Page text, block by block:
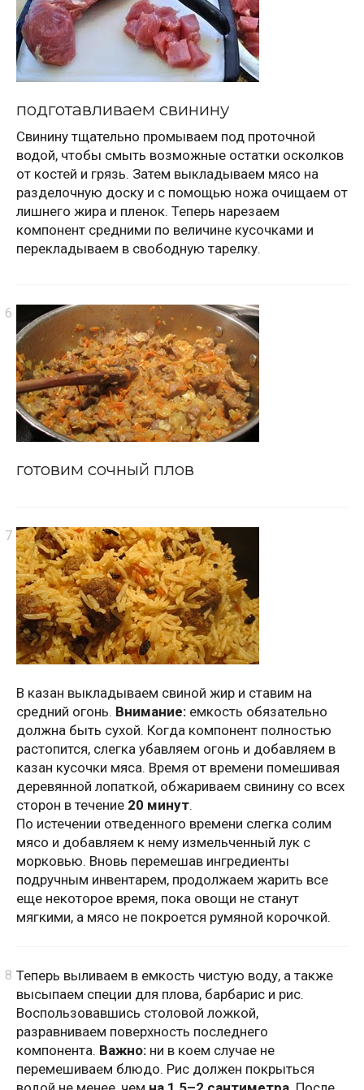
подготавливаем свинину
Свинину тщательно промываем под проточной
водой, чтобы смыть возможные остатки осколков
от костей и грязь. Затем выкладываем мясо на
разделочную доску и с помощью ножа очищаем от
лишнего жира и пленок. Теперь нарезаем
компонент средними по величине кусочками и
перекладываем в свободную тарелку.
готовим сочный плов
В казан выкладываем свиной жир и ставим на
средний огонь. Внимание: емкость обязательно
должна быть сухой. Когда компонент полностью
растопится, слегка убавляем огонь и добавляем в
казан кусочки мяса. Время от времени помешивая
деревянной лопаткой, обжариваем свинину со всех
сторон в течение 20 минут.
По истечении отведенного времени слегка солим
мясо и добавляем к нему измельченный лук с
морковью. Вновь перемешав ингредиенты
подручным инвентарем, продолжаем жарить все
еще некоторое время, пока овощи не станут
мягкими, а мясо не покроется румяной корочкой.
Теперь выливаем в емкость чистую воду, а также
высыпаем специи для плова, барбарис и рис.
Воспользовавшись столовой ложкой,
разравниваем поверхность последнего
компонента. Важно: ни в коем случае не
перемешиваем блюдо. Рис должен покрыться